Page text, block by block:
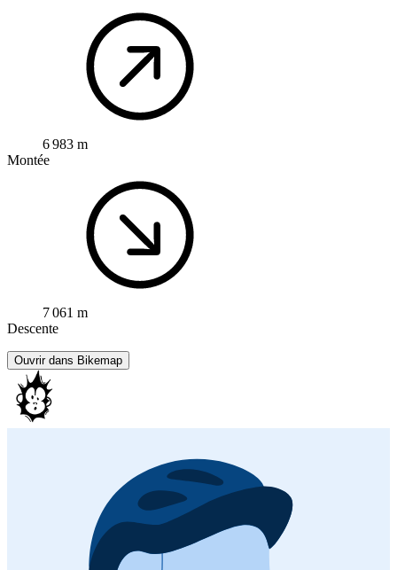
6 983 m
Montée
7 061 m
Descente
Ouvrir dans Bikemap